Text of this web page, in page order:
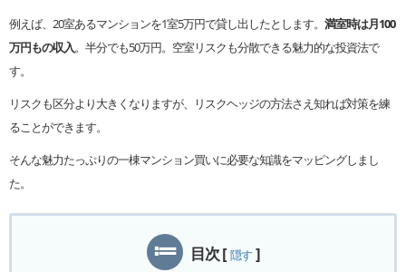
例えば、20室あるマンションを1室5万円で貸し出したとします。 満室時は月100
万円もの収入。半分でも50万円。空室リスクも分散できる魅力的な投資法で
す。
リスクも区分より大きくなりますが、リスクヘッジの方法さえ知れば対策を練
ることができます。
そんな魅力たっぷりの一棟マンション買いに必要な知識をマッピングしまし
た。
目次[ 隠す ]